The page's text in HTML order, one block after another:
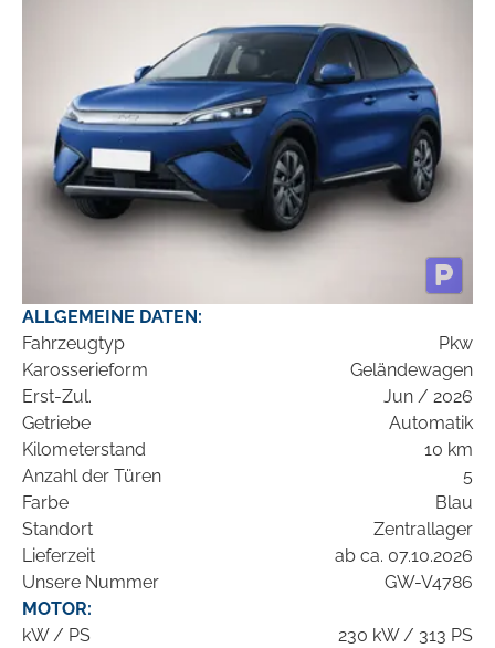
ALLGEMEINE DATEN:
Fahrzeugtyp
Pkw
Karosserieform
Geländewagen
Erst-Zul.
Jun / 2026
Getriebe
Automatik
Kilometerstand
10 km
Anzahl der Türen
5
Farbe
Blau
Standort
Zentrallager
Lieferzeit
ab ca. 07.10.2026
Unsere Nummer
GW-V4786
MOTOR:
kW / PS
230 kW / 313 PS